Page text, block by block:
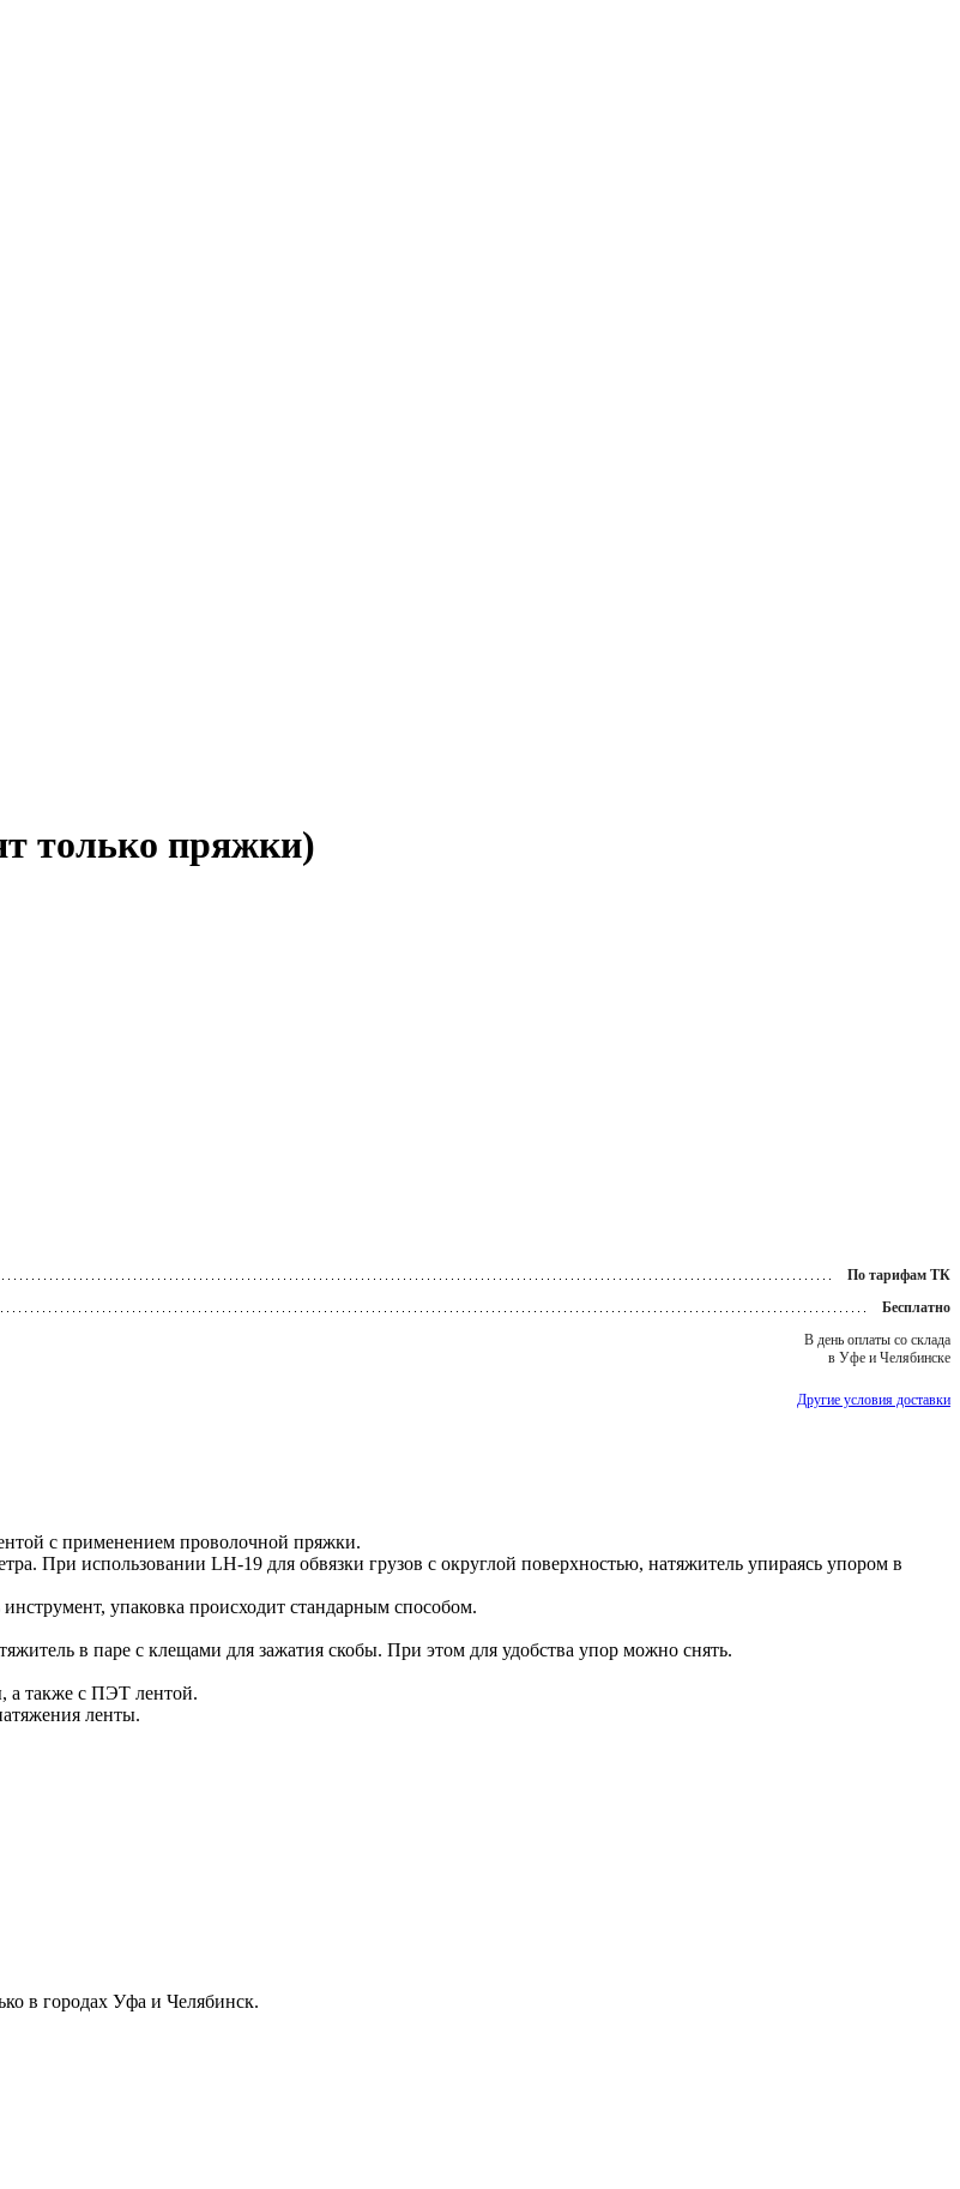
только пряжки)
По тарифам ТК
Бесплатно
В день оплаты со склада
в Уфе и Челябинске
Другие условия доставки
с применением проволочной пряжки.
При использовании LH-19 для обвязки грузов с округлой поверхностью, натяжитель упираясь упором в
упаковка происходит стандарным способом.
в паре с клещами для зажатия скобы. При этом для удобства упор можно снять.
а также с ПЭТ лентой.
ленты.
в городах Уфа и Челябинск.